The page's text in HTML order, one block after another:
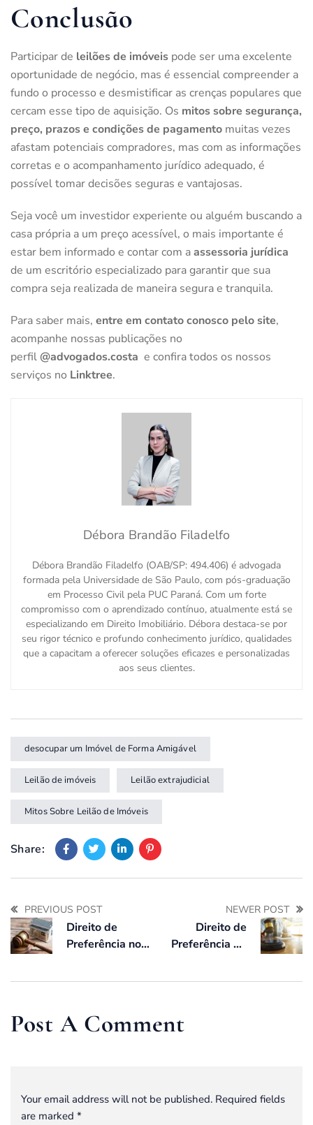
Conclusão
Participar de leilões de imóveis pode ser uma excelente
oportunidade de negócio, mas é essencial compreender a
fundo o processo e desmistificar as crenças populares que
cercam esse tipo de aquisição. Os mitos sobre segurança,
preço, prazos e condições de pagamento muitas vezes
afastam potenciais compradores, mas com as informações
corretas e o acompanhamento jurídico adequado, é
possível tomar decisões seguras e vantajosas.
Seja você um investidor experiente ou alguém buscando a
casa própria a um preço acessível, o mais importante é
estar bem informado e contar com aassessoria jurídica
de um escritório especializado para garantir que sua
compra seja realizada de maneira segura e tranquila.
Para saber mais, entre em contato conosco pelo site,
acompanhe nossas publicações no
perfil @advogados.costa e confira todos os nossos
serviços no Linktree.
Débora Brandão Filadelfo
Débora Brandão Filadelfo (OAB/SP: 494.406) é advogada
formada pela Universidade de São Paulo, com pós-graduação
em Processo Civil pela PUC Paraná. Com um forte
compromisso com o aprendizado contínuo, atualmente está se
especializando em Direito Imobiliário. Débora destaca-se por
seu rigor técnico e profundo conhecimento jurídico, qualidades
que a capacitam a oferecer soluções eficazes e personalizadas
aos seus clientes.
desocupar um Imóvel de Forma Amigável
Leilão de imóveis Leilão extrajudicial
Mitos Sobre Leilão de Imóveis
Share:
PREVIOUS POST
Direito de
Preferência no
Extrajudicial de
Deve) Fazer
NEWER POST
Direito de
Preferência do
em Leilões
Post A Comment
Your email address will not be published. Required fields
are marked *